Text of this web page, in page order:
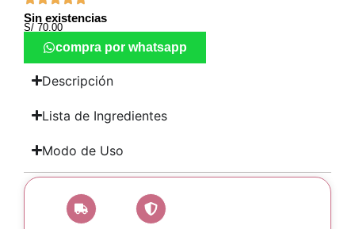
Sin existencias
S/ 70.00
compra por whatsapp
Descripción
Lista de Ingredientes
Modo de Uso